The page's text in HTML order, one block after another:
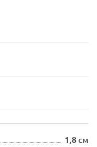
1,8 см